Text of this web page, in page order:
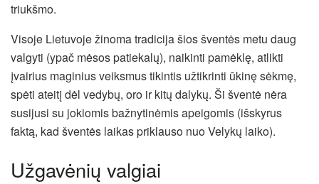
triukšmo.
Visoje Lietuvoje žinoma tradicija šios šventės metu daug
valgyti (ypač mėsos patiekalų), naikinti pamėklę, atlikti
įvairius maginius veiksmus tikintis užtikrinti ūkinę sėkmę,
spėti ateitį dėl vedybų, oro ir kitų dalykų. Ši šventė nėra
susijusi su jokiomis bažnytinėmis apeigomis (išskyrus
faktą, kad šventės laikas priklauso nuo Velykų laiko).
Užgavėnių valgiai